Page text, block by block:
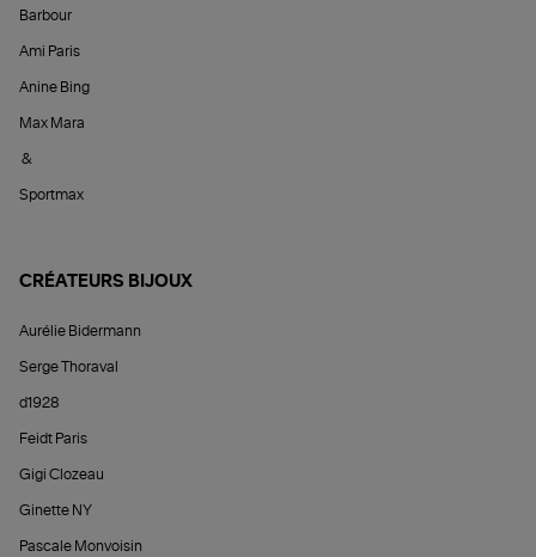
Barbour
Ami Paris
Anine Bing
Max Mara
&
Sportmax
CRÉATEURS BIJOUX
Aurélie Bidermann
Serge Thoraval
d1928
Feidt Paris
Gigi Clozeau
Ginette NY
Pascale Monvoisin